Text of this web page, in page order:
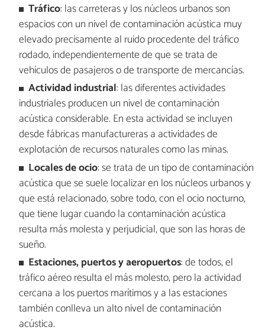
Tráfico: las carreteras y los núcleos urbanos son
espacios con un nivel de contaminación acústica muy
elevado precisamente al ruido procedente del tráfico
rodado, independientemente de que se trata de
vehículos de pasajeros o de transporte de mercancías.
Actividad industrial: las diferentes actividades
industriales producen un nivel de contaminación
acústica considerable. En esta actividad se incluyen
desde fábricas manufactureras a actividades de
explotación de recursos naturales como las minas.
Locales de ocio: se trata de un tipo de contaminación
acústica que se suele localizar en los núcleos urbanos y
que está relacionado, sobre todo, con el ocio nocturno,
que tiene lugar cuando la contaminación acústica
resulta más molesta y perjudicial, que son las horas de
sueño.
Estaciones, puertos y aeropuertos: de todos, el
tráfico aéreo resulta el más molesto, pero la actividad
cercana a los puertos marítimos y a las estaciones
también conlleva un alto nivel de contaminación
acústica.